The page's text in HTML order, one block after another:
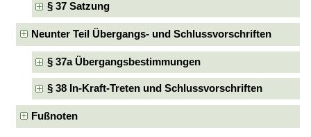
§ 37 Satzung
Neunter Teil Übergangs- und Schlussvorschriften
§ 37a Übergangsbestimmungen
§ 38 In-Kraft-Treten und Schlussvorschriften
Fußnoten